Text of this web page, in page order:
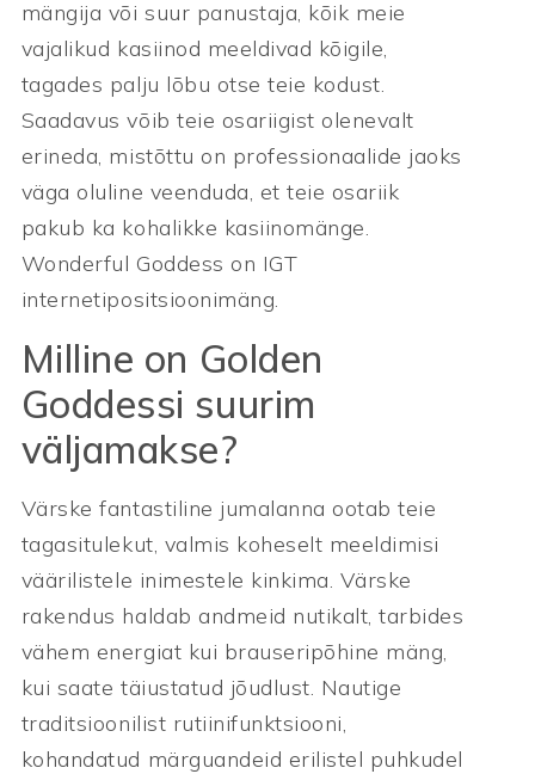
mängija või suur panustaja, kõik meie
vajalikud kasiinod meeldivad kõigile,
tagades palju lõbu otse teie kodust.
Saadavus võib teie osariigist olenevalt
erineda, mistõttu on professionaalide jaoks
väga oluline veenduda, et teie osariik
pakub ka kohalikke kasiinomänge.
Wonderful Goddess on IGT
internetipositsioonimäng.
Milline on Golden
Goddessi suurim
väljamakse?
Värske fantastiline jumalanna ootab teie
tagasitulekut, valmis koheselt meeldimisi
väärilistele inimestele kinkima. Värske
rakendus haldab andmeid nutikalt, tarbides
vähem energiat kui brauseripõhine mäng,
kui saate täiustatud jõudlust. Nautige
traditsioonilist rutiinifunktsiooni,
kohandatud märguandeid erilistel puhkudel